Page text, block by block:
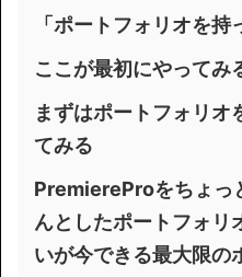
「ポートフォリオを持
ここが最初にやってみ
まずはポートフォリオ
てみる
PremiereProをちょっ
んとしたポートフォリ
いが今できる最大限の